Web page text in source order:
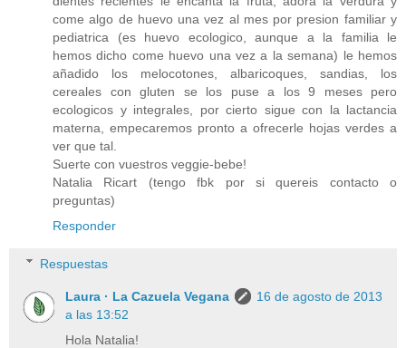
come algo de huevo una vez al mes por presion familiar y
pediatrica (es huevo ecologico, aunque a la familia le
hemos dicho come huevo una vez a la semana) le hemos
añadido los melocotones, albaricoques, sandias, los
cereales con gluten se los puse a los 9 meses pero
ecologicos y integrales, por cierto sigue con la lactancia
materna, empecaremos pronto a ofrecerle hojas verdes a
ver que tal.
Suerte con vuestros veggie-bebe!
Natalia Ricart (tengo fbk por si quereis contacto o
preguntas)
Responder
Respuestas
Laura · La Cazuela Vegana
16 de agosto de 2013
a las 13:52
Hola Natalia!